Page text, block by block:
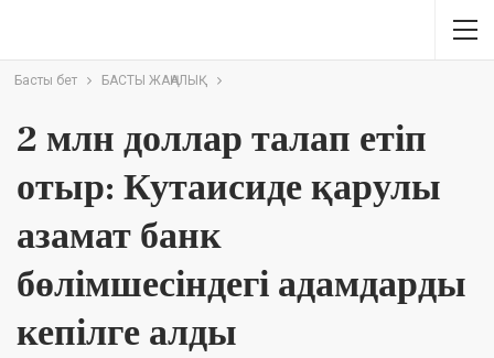
Басты бет БАСТЫ ЖАҢАЛЫҚ
2 млн доллар талап етіп
отыр: Кутаисиде қарулы
азамат банк
бөлімшесіндегі адамдарды
кепілге алды